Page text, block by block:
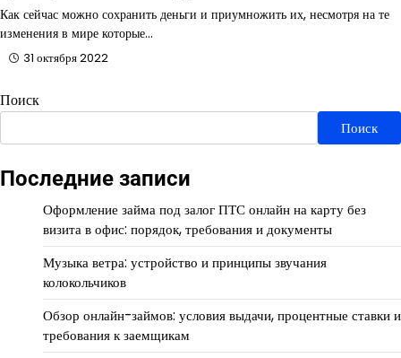
Как сейчас можно сохранить деньги и приумножить их, несмотря на те
изменения в мире которые…
31 октября 2022
Поиск
Поиск
Последние записи
Оформление займа под залог ПТС онлайн на карту без
визита в офис: порядок, требования и документы
Музыка ветра: устройство и принципы звучания
колокольчиков
Обзор онлайн-займов: условия выдачи, процентные ставки и
требования к заемщикам